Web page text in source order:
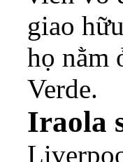
giao
họ nằm
Verde.
Iraola